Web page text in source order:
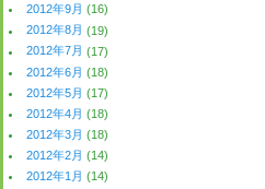
2012年9月 (16)
2012年8月 (19)
2012年7月 (17)
2012年6月 (18)
2012年5月 (17)
2012年4月 (18)
2012年3月 (18)
2012年2月 (14)
2012年1月 (14)